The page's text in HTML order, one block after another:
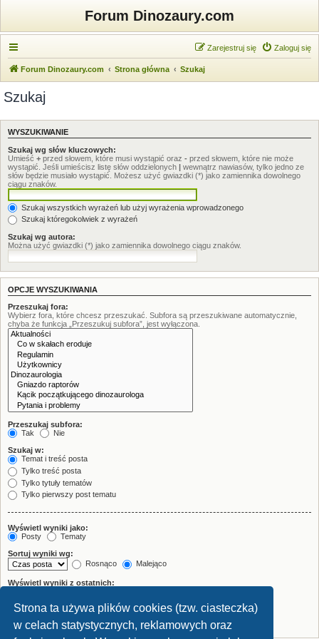
Strona ta używa plików cookies (tzw. ciasteczka)
w celach statystycznych, reklamowych oraz
Forum Dinozaury.com
Zaloguj się
Zarejestruj się
Forum Dinozaury.com Strona główna Szukaj
Szukaj
WYSZUKIWANIE
Szukaj wg słów kluczowych:
Umieść + przed słowem, które musi wystąpić oraz - przed słowem, które nie może
wystąpić. Jeśli umieścisz listę słów oddzielonych | wewnątrz nawiasów, tylko jedno ze
słów będzie musiało wystąpić. Możesz użyć gwiazdki (*) jako zamiennika dowolnego
ciągu znaków.
Szukaj wszystkich wyrażeń lub użyj wyrażenia wprowadzonego
Szukaj któregokolwiek z wyrażeń
Szukaj wg autora:
Można użyć gwiazdki (*) jako zamiennika dowolnego ciągu znaków.
OPCJE WYSZUKIWANIA
Przeszukaj fora:
Wybierz fora, które chcesz przeszukać. Subfora są przeszukiwane automatycznie,
chyba że funkcja „Przeszukuj subfora”, jest wyłączona.
Przeszukaj subfora:
Tak
Nie
Szukaj w:
Temat i treść posta
Tylko treść posta
Tylko tytuły tematów
Tylko pierwszy post tematu
Wyświetl wyniki jako:
Posty
Tematy
Sortuj wyniki wg:
Rosnąco
Malejąco
Wyświetl wyniki z ostatnich:
Wyświetl pierwsze:
znaków w poście